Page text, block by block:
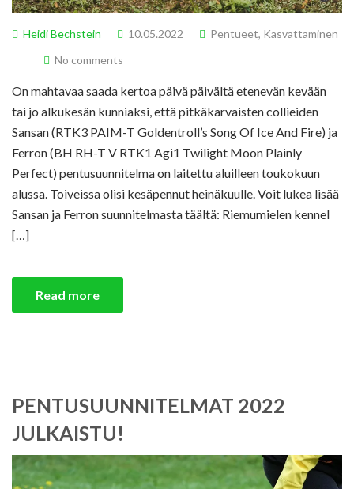
Heidi Bechstein 10.05.2022 Pentueet, Kasvattaminen
No comments
On mahtavaa saada kertoa päivä päivältä etenevän kevään
tai jo alkukesän kunniaksi, että pitkäkarvaisten collieiden
Sansan (RTK3 PAIM-T Goldentroll’s Song Of Ice And Fire) ja
Ferron (BH RH-T V RTK1 Agi1 Twilight Moon Plainly
Perfect) pentusuunnitelma on laitettu aluilleen toukokuun
alussa. Toiveissa olisi kesäpennut heinäkuulle. Voit lukea lisää
Sansan ja Ferron suunnitelmasta täältä: Riemumielen kennel
[…]
Read more
PENTUSUUNNITELMAT 2022
JULKAISTU!